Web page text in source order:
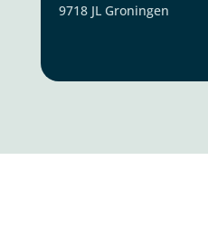
9718 JL Groningen